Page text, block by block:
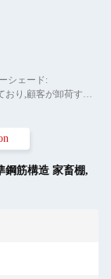
シェード:
ワイヤーとハウで包装されています.
鋼筋構造 家畜棚,